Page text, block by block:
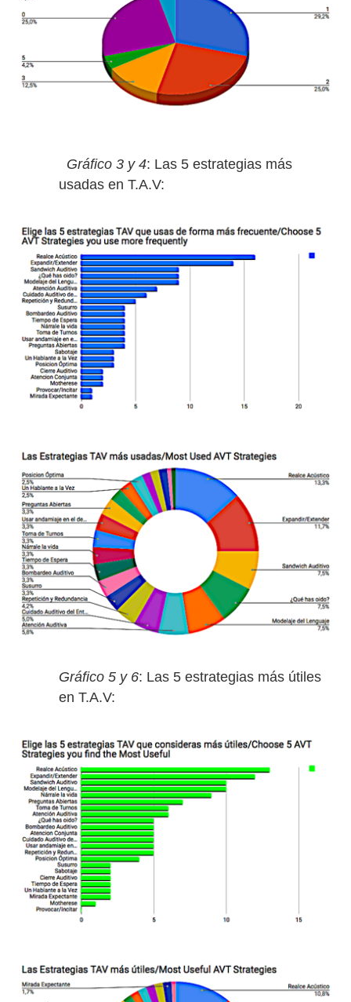
Gráfico 3 y 4: Las 5 estrategias más
usadas en T.A.V:
Gráfico 5 y 6: Las 5 estrategias más útiles
en T.A.V: